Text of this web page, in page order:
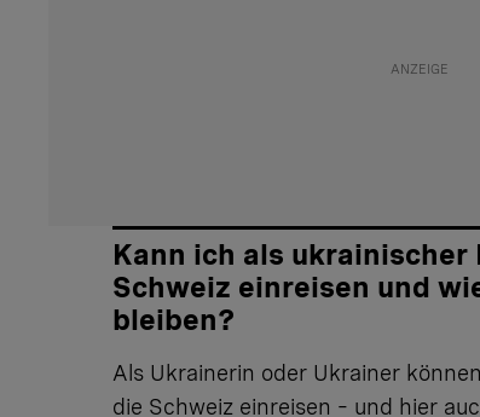
Kann ich als
Schweiz einreisen und
bleiben?
Als Ukrainerin oder Ukrainer
die Schweiz einreisen – und hier